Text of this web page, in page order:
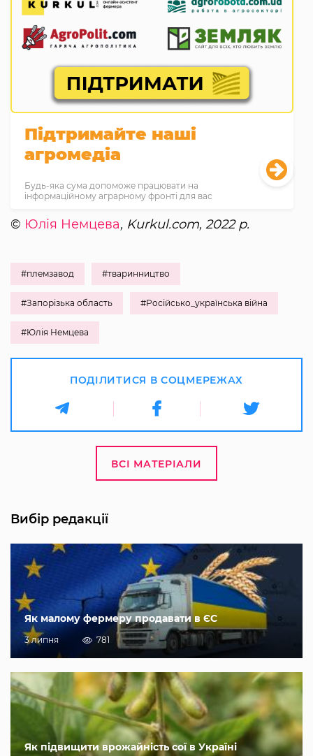
Підтримайте наші
агромедіа
Будь-яка сума допоможе працювати на
інформаційному аграрному фронті для вас
© Юлія Немцева, Kurkul.com, 2022 р.
#племзавод #тваринництво
#Запорізька область #Російсько_українська війна
#Юлія Немцева
ПОДІЛИТИСЯ В СОЦМЕРЕЖАХ
ВСІ МАТЕРІАЛИ
Вибір редакції
Як малому фермеру продавати в ЄС
3 липня 781
Як підвищити врожайність сої в Україні